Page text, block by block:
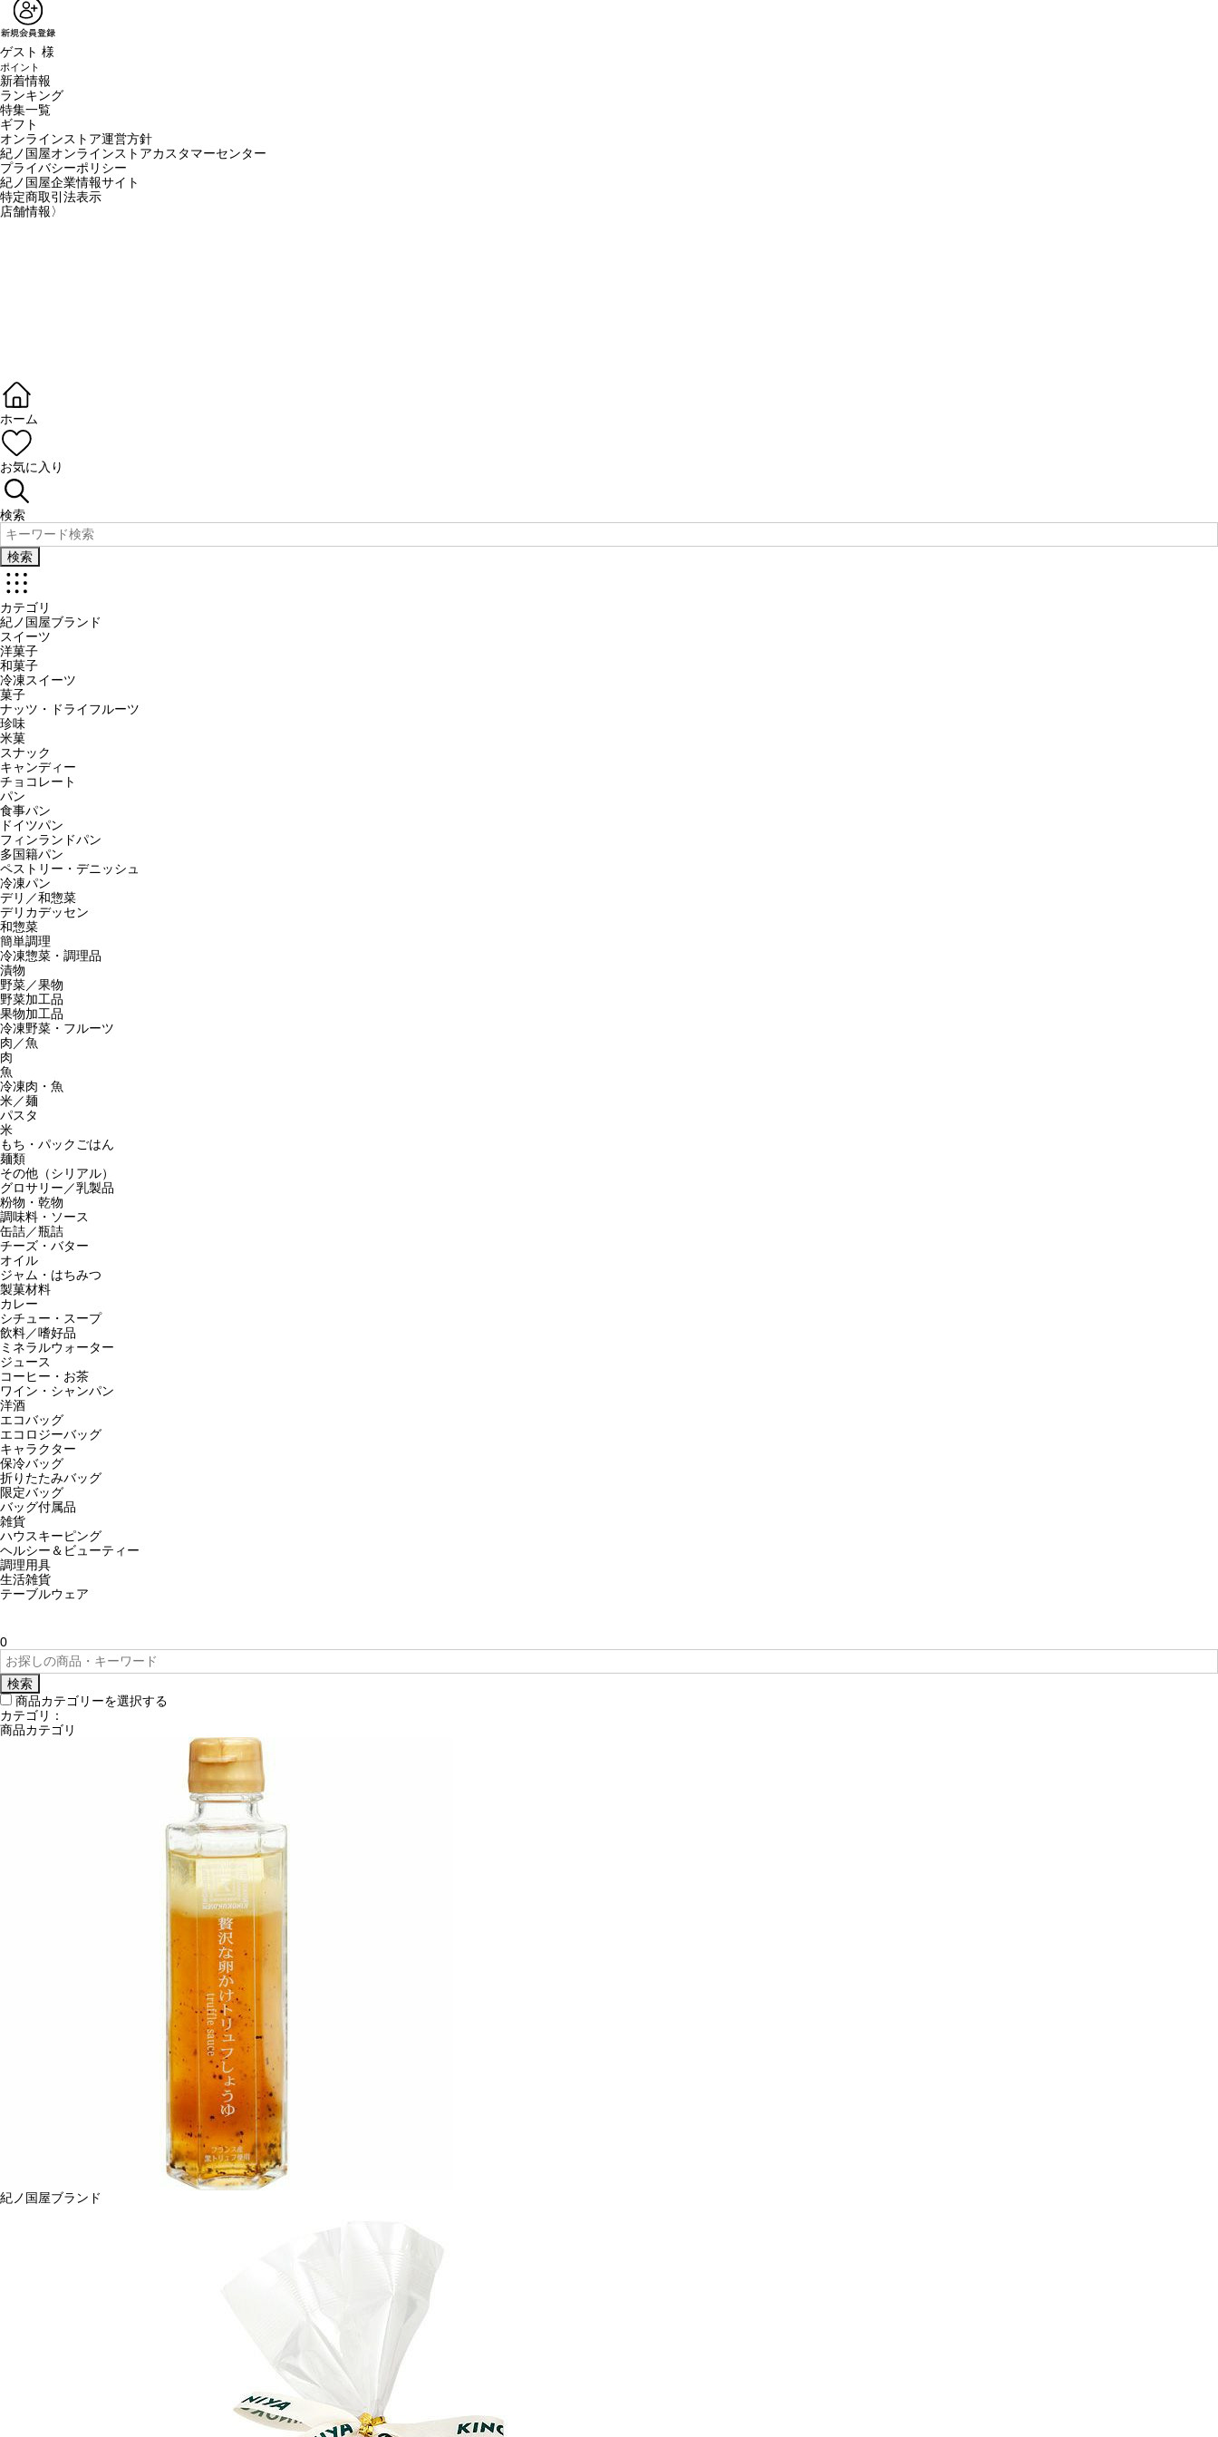
ゲスト 様
ポイント
新着情報
ランキング
特集一覧
ギフト
オンラインストア運営方針
紀ノ国屋オンラインストアカスタマーセンター
プライバシーポリシー
紀ノ国屋企業情報サイト
特定商取引法表示
店舗情報〉
ホーム
お気に入り
検索
検索
カテゴリ
紀ノ国屋ブランド
スイーツ
洋菓子
和菓子
冷凍スイーツ
菓子
ナッツ・ドライフルーツ
珍味
米菓
スナック
キャンディー
チョコレート
パン
食事パン
ドイツパン
フィンランドパン
多国籍パン
ペストリー・デニッシュ
冷凍パン
デリ／和惣菜
デリカデッセン
和惣菜
簡単調理
冷凍惣菜・調理品
漬物
野菜／果物
野菜加工品
果物加工品
冷凍野菜・フルーツ
肉／魚
肉
魚
冷凍肉・魚
米／麺
パスタ
米
もち・パックごはん
麺類
その他（シリアル）
グロサリー／乳製品
粉物・乾物
調味料・ソース
缶詰／瓶詰
チーズ・バター
オイル
ジャム・はちみつ
製菓材料
カレー
シチュー・スープ
飲料／嗜好品
ミネラルウォーター
ジュース
コーヒー・お茶
ワイン・シャンパン
洋酒
エコバッグ
エコロジーバッグ
キャラクター
保冷バッグ
折りたたみバッグ
限定バッグ
バッグ付属品
雑貨
ハウスキーピング
ヘルシー＆ビューティー
調理用具
生活雑貨
テーブルウェア
0
検索
商品カテゴリーを選択する
カテゴリ：
商品カテゴリ
紀ノ国屋ブランド